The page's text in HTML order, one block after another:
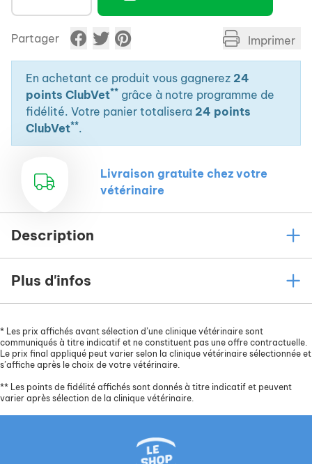
Partager Imprimer
En achetant ce produit vous gagnerez 24
points ClubVet** grâce à notre programme de
fidélité. Votre panier totalisera 24 points
ClubVet**.
Livraison gratuite chez votre
vétérinaire
Description
Plus d'infos
* Les prix affichés avant sélection d’une clinique vétérinaire sont
communiqués à titre indicatif et ne constituent pas une offre contractuelle.
Le prix final appliqué peut varier selon la clinique vétérinaire sélectionnée et
s’affiche après le choix de votre vétérinaire.
** Les points de fidélité affichés sont donnés à titre indicatif et peuvent
varier après sélection de la clinique vétérinaire.